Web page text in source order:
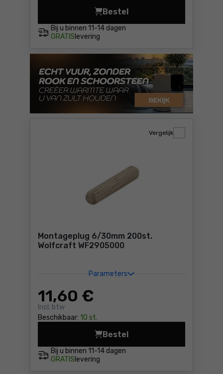
Bij u binnen 11-14 dagen
GRATIS levering
Bestel
Set voor deuvelverbinding
Montageplug 6/30mm 200st.
Wolfcraft WF2905000
Parameters
11,60 €
Incl. btw
Beschikbaar: 10 st.
Vergelijk
Bij u binnen 11-14 dagen
GRATIS levering
Bestel
Montageplug 6/30mm